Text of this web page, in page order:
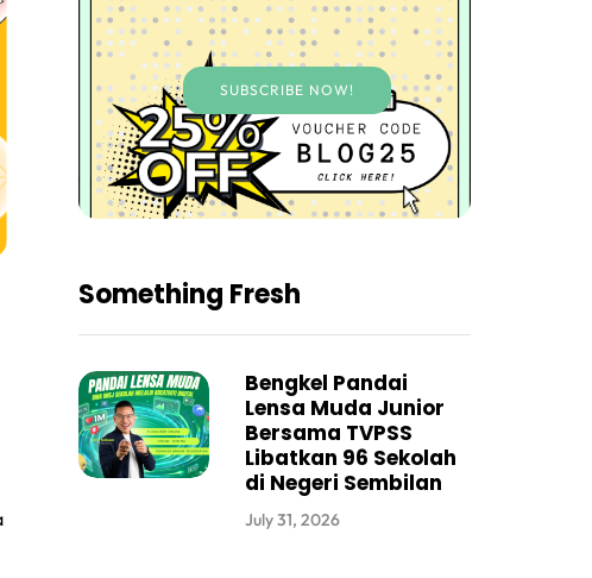
SUBSCRIBE NOW!
Something Fresh
Bengkel Pandai
Lensa Muda Junior
Bersama TVPSS
Libatkan 96 Sekolah
di Negeri Sembilan
July 31, 2026